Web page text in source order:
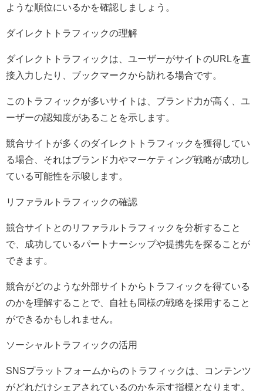
ような順位にいるかを確認しましょう。
ダイレクトトラフィックの理解
ダイレクトトラフィックは、ユーザーがサイトのURLを直
接入力したり、ブックマークから訪れる場合です。
このトラフィックが多いサイトは、ブランド力が高く、ユ
ーザーの認知度があることを示します。
競合サイトが多くのダイレクトトラフィックを獲得してい
る場合、それはブランド力やマーケティング戦略が成功し
ている可能性を示唆します。
リファラルトラフィックの確認
競合サイトとのリファラルトラフィックを分析すること
で、成功しているパートナーシップや提携先を探ることが
できます。
競合がどのような外部サイトからトラフィックを得ている
のかを理解することで、自社も同様の戦略を採用すること
ができるかもしれません。
ソーシャルトラフィックの活用
SNSプラットフォームからのトラフィックは、コンテンツ
がどれだけシェアされているのかを示す指標となります。